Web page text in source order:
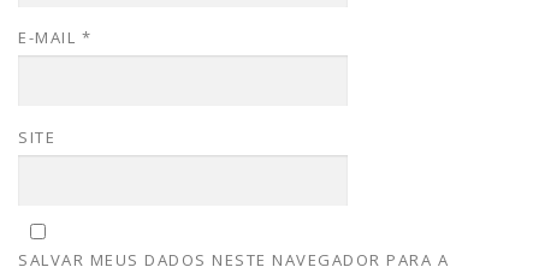
E-MAIL *
SITE
SALVAR MEUS DADOS NESTE NAVEGADOR PARA A